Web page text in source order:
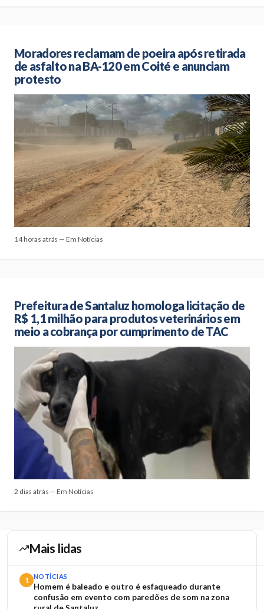
Moradores reclamam de poeira após retirada
de asfalto na BA-120 em Coité e anunciam
protesto
14 horas atrás — Em Notícias
Prefeitura de Santaluz homologa licitação de
R$ 1,1 milhão para produtos veterinários em
meio a cobrança por cumprimento de TAC
2 dias atrás — Em Notícias
Mais lidas
1 NOTÍCIAS
Homem é baleado e outro é esfaqueado durante
confusão em evento com paredões de som na zona